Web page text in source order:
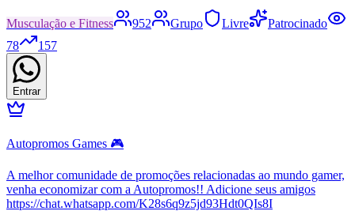
Musculação e Fitness 952 Grupo Livre
Patrocinado
78
157
Entrar
Autopromos Games 🎮
A melhor comunidade de promoções relacionadas ao mundo gamer,
venha economizar com a Autopromos!! Adicione seus amigos
https://chat.whatsapp.com/K28s6q9z5jd93Hdt0QIs8I